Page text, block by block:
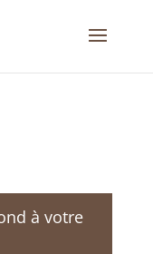
à votre